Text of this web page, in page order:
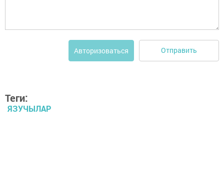
Авторизоваться Отправить
Теги:
ЯЗУЧЫЛАР